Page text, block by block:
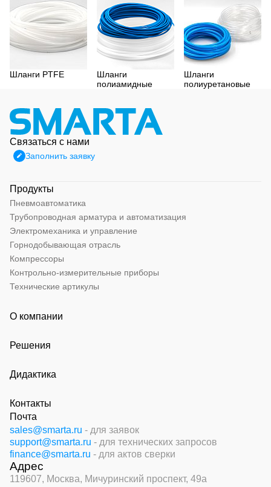
Шланги PTFE
Шланги
полиамидные
Шланги
полиуретановые
Связаться с нами
Заполнить заявку
Продукты
Пневмоавтоматика
Трубопроводная арматура и автоматизация
Электромеханика и управление
Горнодобывающая отрасль
Компрессоры
Контрольно-измерительные приборы
Технические артикулы
О компании
Решения
Дидактика
Контакты
Почта
sales@smarta.ru - для заявок
support@smarta.ru - для технических запросов
finance@smarta.ru - для актов сверки
Адрес
119607, Москва, Мичуринский проспект, 49а